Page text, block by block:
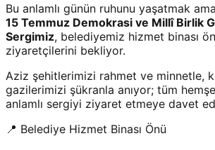
Bu anlamlı günün ruhunu yaşatmak
15 Temmuz Demokrasi ve Millî Birlik
Sergimiz, belediyemiz hizmet binası
ziyaretçilerini bekliyor.
Aziz şehitlerimizi rahmet ve minnetle,
gazilerimizi şükranla anıyor; tüm
anlamlı sergiyi ziyaret etmeye davet
📍 Belediye Hizmet Binası Önü